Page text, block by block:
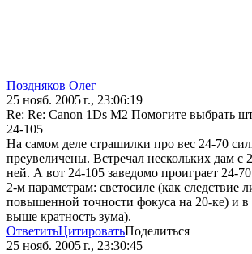
Поздняков Олег
25 нояб. 2005 г., 23:06:19
Re: Re: Canon 1Ds M2 Помогите выбрать
24-105
На самом деле страшилки про вес 24-70
преувеличены. Встречал нескольких дам с
ней. А вот 24-105 заведомо проиграет 24-
2-м параметрам: светосиле (как следствие
повышенной точности фокуса на 20-ке) и в
выше кратность зума).
ОтветитьЦитироватьПоделиться
25 нояб. 2005 г., 23:30:45